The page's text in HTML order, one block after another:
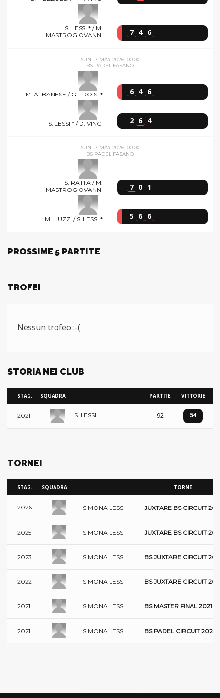
S. LESSI * / M.
MASTROGIOVANNI
7 4 6
SUN 17 MAY 2026, 00:00
BS PADEL FASANO
M. ALBANESE / G. TROISI * 6 4 6
S. LESSI * / D. VINCI 2 6 4
SUN 17 MAY 2026, 00:00
BS PADEL FASANO
S. RATTA / M.
MASTROGIOVANNI
7 0 1
M. LIUZZI / S. LESSI * 5 6 6
PROSSIME 5 PARTITE
TROFEI
Nessun trofeo :-(
STORIA NEI CLUB
STAG. SQUADRA PARTITE VITTORIE
2021 S. LESSI 92 54
TORNEI
STAG. SQUADRA TORNEI
2026 SIMONA LESSI JUXTARE BS CIRCUIT
2025 SIMONA LESSI JUXTARE BS CIRCUIT
2023 SIMONA LESSI BS JUXTARE CIRCUIT
2022 SIMONA LESSI BS JUXTARE CIRCUIT
2021 SIMONA LESSI BS MASTER FINAL 2021
2021 SIMONA LESSI BS PADEL CIRCUIT 2021